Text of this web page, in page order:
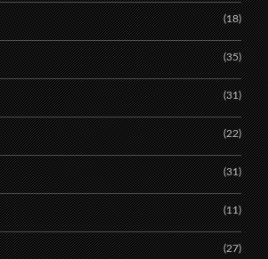
(18)
(35)
(31)
(22)
(31)
(11)
(27)